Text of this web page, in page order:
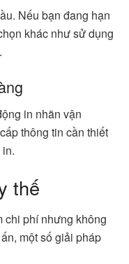
Nếu bạn đang hạn
khác như sử dụng
in nhãn vận
thông tin cần thiết
thế
phí nhưng không
một số giải pháp